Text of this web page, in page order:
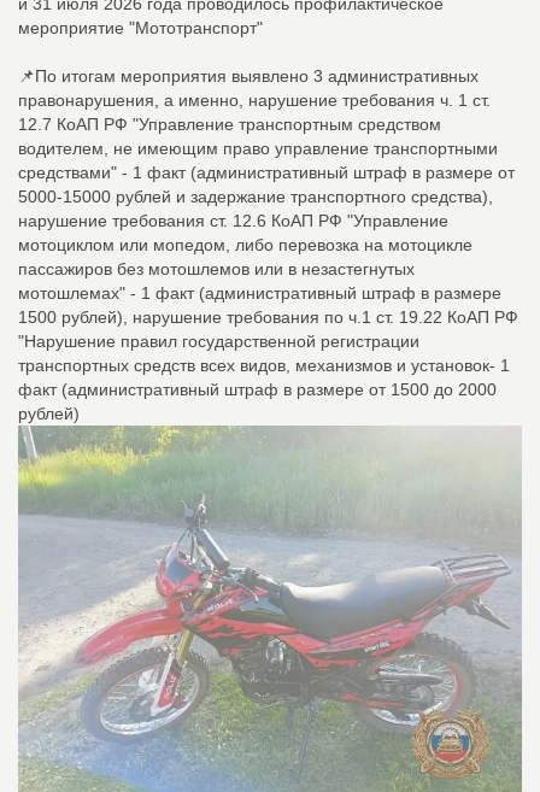
мероприятие "Мототранспорт"
📌По итогам мероприятия выявлено 3 административных
правонарушения, а именно, нарушение требования ч. 1 ст.
12.7 КоАП РФ "Управление транспортным средством
водителем, не имеющим право управление транспортными
средствами" - 1 факт (административный штраф в размере от
5000-15000 рублей и задержание транспортного средства),
нарушение требования ст. 12.6 КоАП РФ "Управление
мотоциклом или мопедом, либо перевозка на мотоцикле
пассажиров без мотошлемов или в незастегнутых
мотошлемах" - 1 факт (административный штраф в размере
1500 рублей), нарушение требования по ч.1 ст. 19.22 КоАП РФ
"Нарушение правил государственной регистрации
транспортных средств всех видов, механизмов и установок- 1
факт (административный штраф в размере от 1500 до 2000
рублей)